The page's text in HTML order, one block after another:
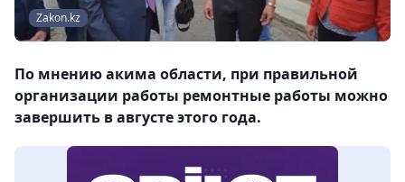
Zakon.kz
По мнению акима области, при правильной
организации работы ремонтные работы можно
завершить в августе этого года.